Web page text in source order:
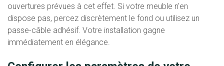
ouvertures prévues à cet effet. Si votre meuble n'en
dispose pas, percez discrètement le fond ou utilisez un
passe-câble adhésif. Votre installation gagne
immédiatement en élégance.